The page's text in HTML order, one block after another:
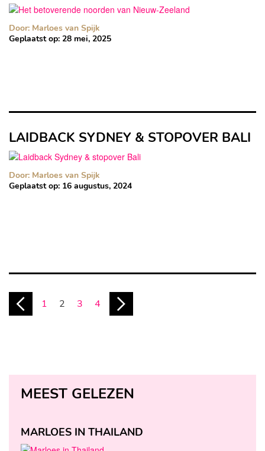
Door: Marloes van Spijk
Geplaatst op: 28 mei, 2025
LAIDBACK SYDNEY & STOPOVER BALI
Door: Marloes van Spijk
Geplaatst op: 16 augustus, 2024
1 2 3 4
MEEST GELEZEN
MARLOES IN THAILAND